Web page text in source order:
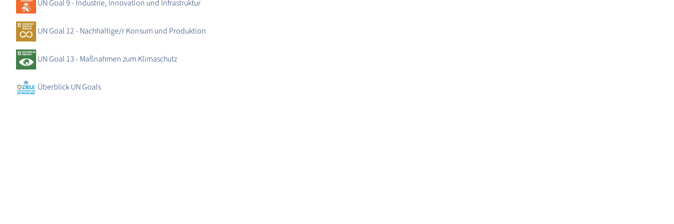
UN Goal 9 - Industrie, Innovation und Infrastruktur
UN Goal 12 - Nachhaltige/r Konsum und Produktion
UN Goal 13 - Maßnahmen zum Klimaschutz
Überblick UN Goals